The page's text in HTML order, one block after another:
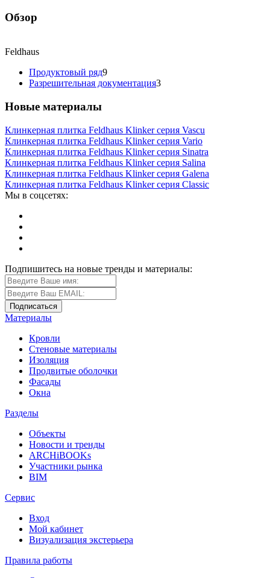
Обзор
Feldhaus
Продуктовый ряд9
Разрешительная документация3
Новые материалы
Клинкерная плитка Feldhaus Klinker серия Vascu
Клинкерная плитка Feldhaus Klinker серия Vario
Клинкерная плитка Feldhaus Klinker серия Sinatra
Клинкерная плитка Feldhaus Klinker серия Salina
Клинкерная плитка Feldhaus Klinker серия Galena
Клинкерная плитка Feldhaus Klinker серия Classic
Мы в соцсетях:
Подпишитесь на новые тренды и материалы:
Материалы
Кровли
Стеновые материалы
Изоляция
Продвитые оболочки
Фасады
Окна
Разделы
Объекты
Новости и тренды
ARCHiBOOKs
Участники рынка
BIM
Сервис
Вход
Мой кабинет
Визуализация экстерьера
Правила работы